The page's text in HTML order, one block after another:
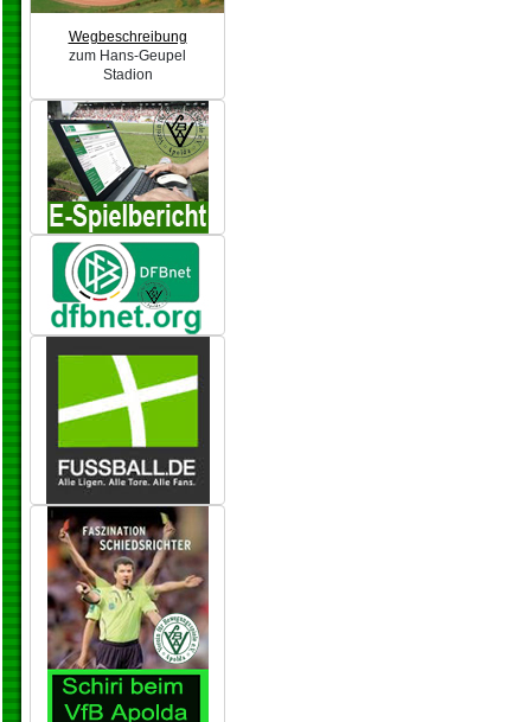
Wegbeschreibung
zum Hans-Geupel
Stadion